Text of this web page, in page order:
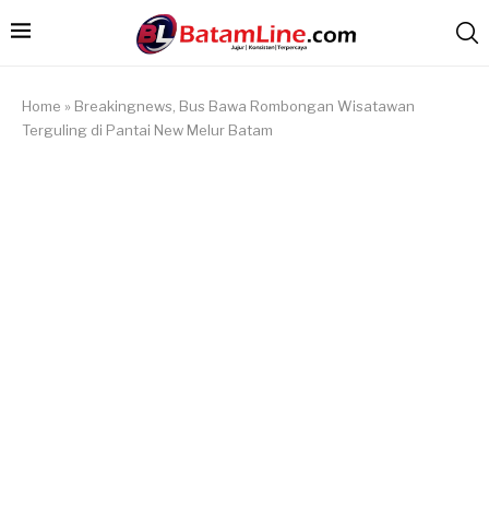
Home » Breakingnews, Bus Bawa Rombongan Wisatawan
Terguling di Pantai New Melur Batam